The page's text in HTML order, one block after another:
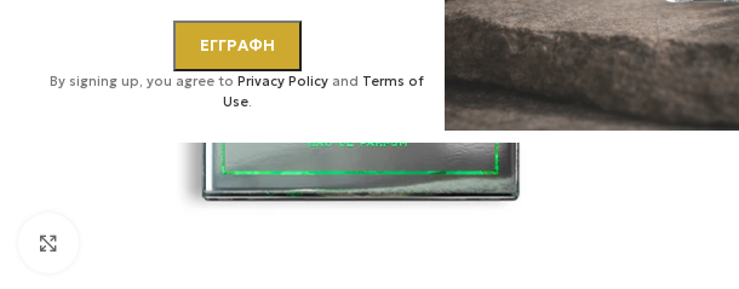
By signing up, you agree toPrivacy Policy and Terms of
Use.